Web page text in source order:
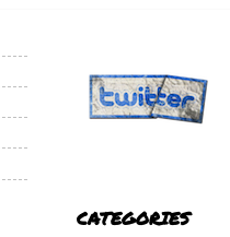
CATEGORIES